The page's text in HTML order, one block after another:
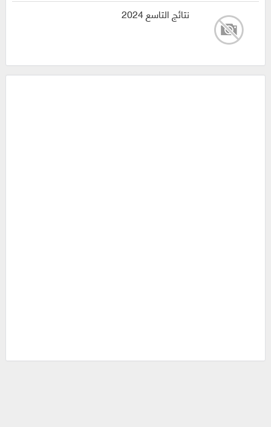
نتائج التاسع 2024